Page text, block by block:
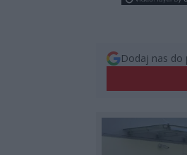
Dodaj nas do